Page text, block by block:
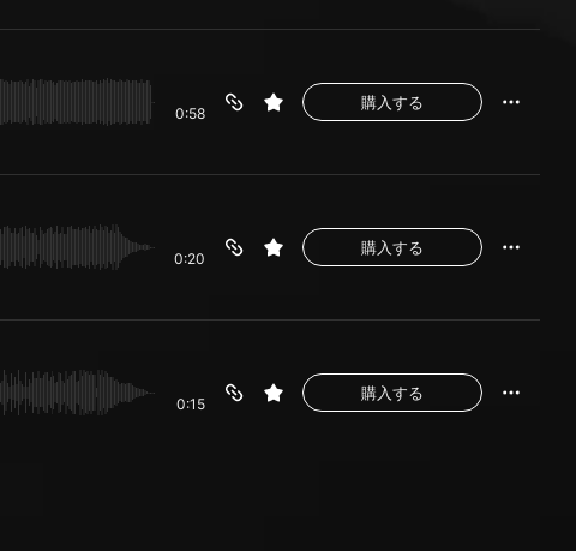
0:58
購入する
0:20
購入する
0:15
購入する